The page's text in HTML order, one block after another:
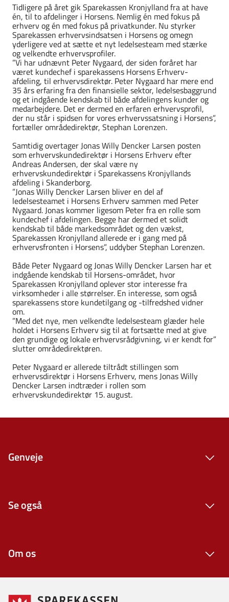
Tidligere på året gik Sparekassen Kronjylland fra at have
én, til to afdelinger i Horsens. Nemlig én med fokus på
erhverv og én med fokus på privatkunder. Nu styrker
Sparekassen erhvervsindsatsen i Horsens og omegn
yderligere ved at sætte et nyt ledelsesteam med stærke
og velkendte erhvervsprofiler.
”Vi har udnævnt Peter Nygaard, der siden foråret har
været kundechef i sparekassens Horsens Erhverv-
afdeling, til erhvervsdirektør. Peter Nygaard har mere end
35 års erfaring fra den finansielle sektor, ledelsesbaggrund
og et indgående kendskab til både afdelingens kunder og
medarbejdere. Det er dermed en erfaren erhvervsprofil,
der nu står i spidsen for vores erhvervssatsning i Horsens”,
fortæller områdedirektør, Stephan Lorenzen.
Samtidig overtager Jonas Willy Dencker Larsen posten
som erhvervskundedirektør i Horsens Erhverv efter
Andreas Andersen, der skal være ny
erhvervskundedirektør i Sparekassens Kronjyllands
afdeling i Skanderborg.
”Jonas Willy Dencker Larsen bliver en del af
ledelsesteamet i Horsens Erhverv sammen med Peter
Nygaard. Jonas kommer ligesom Peter fra en rolle som
kundechef i afdelingen. Begge har dermed et solidt
kendskab til både markedsområdet og den vækst,
Sparekassen Kronjylland allerede er i gang med på
erhvervsfronten i Horsens”, uddyber Stephan Lorenzen.
Både Peter Nygaard og Jonas Willy Dencker Larsen har et
indgående kendskab til Horsens-området, hvor
Sparekassen Kronjylland oplever stor interesse fra
virksomheder i alle størrelser. En interesse, som også
sparekassens store kundetilgang og -tilfredshed vidner
om.
”Med det nye, men velkendte ledelsesteam glæder hele
holdet i Horsens Erhverv sig til at fortsætte med at give
den grundige og lokale erhvervsrådgivning, vi er kendt for”
slutter områdedirektøren.
Peter Nygaard er allerede tiltrådt stillingen som
erhvervsdirektør i Horsens Erhverv, mens Jonas Willy
Dencker Larsen indtræder i rollen som
erhvervskundedirektør 15. august.
Genveje
Se også
Om os